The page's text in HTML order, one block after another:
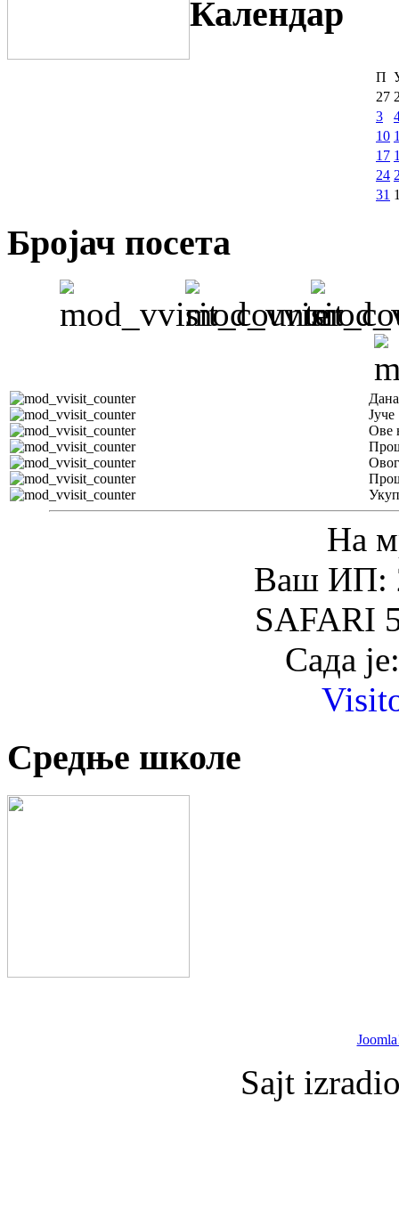
Календар
П
27
3
10
17
24
31
Бројач посета
Јуче
Ове
На
Ваш ИП:
SAFARI
Сада
Средње школе
Sajt